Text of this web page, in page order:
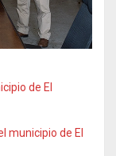
de El
municipio de El